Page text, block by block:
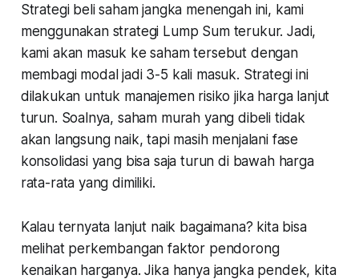
Strategi beli saham jangka menengah ini, kami
menggunakan strategi Lump Sum terukur. Jadi,
kami akan masuk ke saham tersebut dengan
membagi modal jadi 3-5 kali masuk. Strategi ini
dilakukan untuk manajemen risiko jika harga lanjut
turun. Soalnya, saham murah yang dibeli tidak
akan langsung naik, tapi masih menjalani fase
konsolidasi yang bisa saja turun di bawah harga
rata-rata yang dimiliki.
Kalau ternyata lanjut naik bagaimana? kita bisa
melihat perkembangan faktor pendorong
kenaikan harganya. Jika hanya jangka pendek, kita